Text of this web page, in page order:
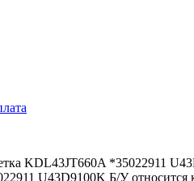
KDL43JT660A *35022911
U43D9100K Б/У